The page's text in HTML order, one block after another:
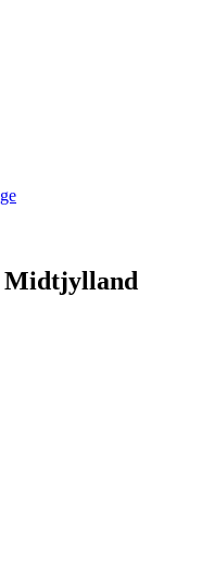
Midtjylland